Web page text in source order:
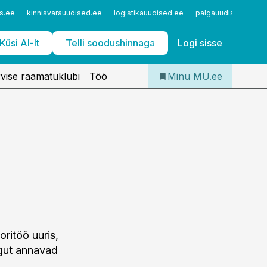
kinnisvarauudised.ee logistikauudised.ee palgauudised.ee
Küsi AI-lt Telli soodushinnaga Logi sisse
Iseteenindus
Telli Meditsiiniuudised
raamatuklubi Töö Minu MU.ee
uuris,
annavad